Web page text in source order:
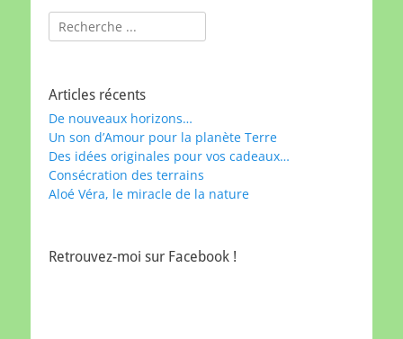
Rechercher :
Articles récents
De nouveaux horizons…
Un son d’Amour pour la planète Terre
Des idées originales pour vos cadeaux…
Consécration des terrains
Aloé Véra, le miracle de la nature
Retrouvez-moi sur Facebook !